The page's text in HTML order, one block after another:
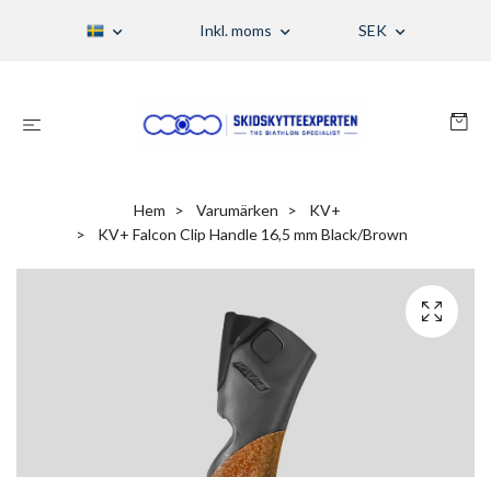
Inkl. moms SEK
Hem Varumärken
KV+
KV+ Falcon Clip Handle 16,5 mm Black/Brown